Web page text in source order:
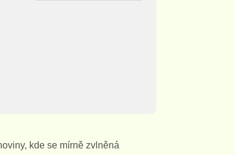
kde se mírně zvlněná